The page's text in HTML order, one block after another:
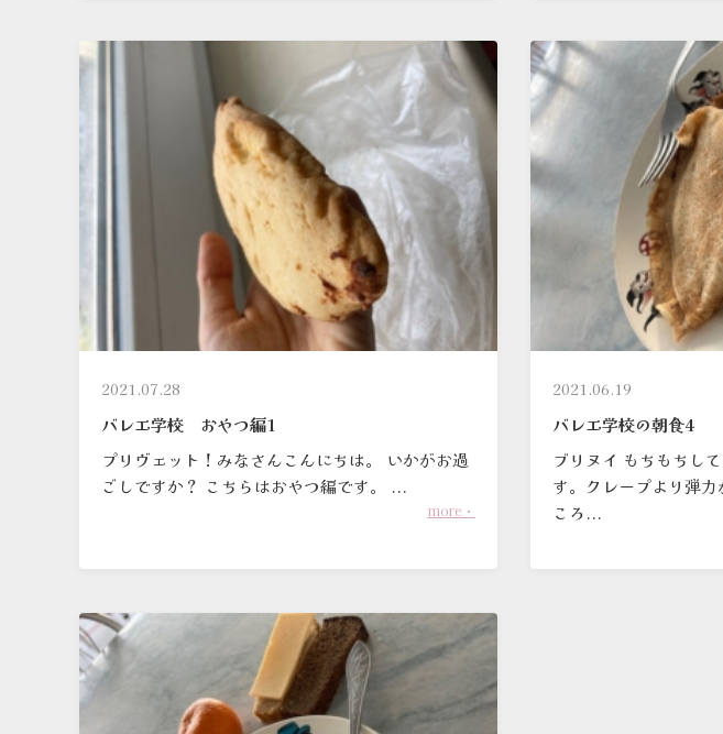
2021.07.28
バレエ学校 おやつ編1
プリヴェット！みなさんこんにちは。 いかがお過
ごしですか？ こちらはおやつ編です。 ...
more・
2021.06.19
バレエ学校の朝食4
ブリヌイ もちもちし
す。クレープより弾
ころ...